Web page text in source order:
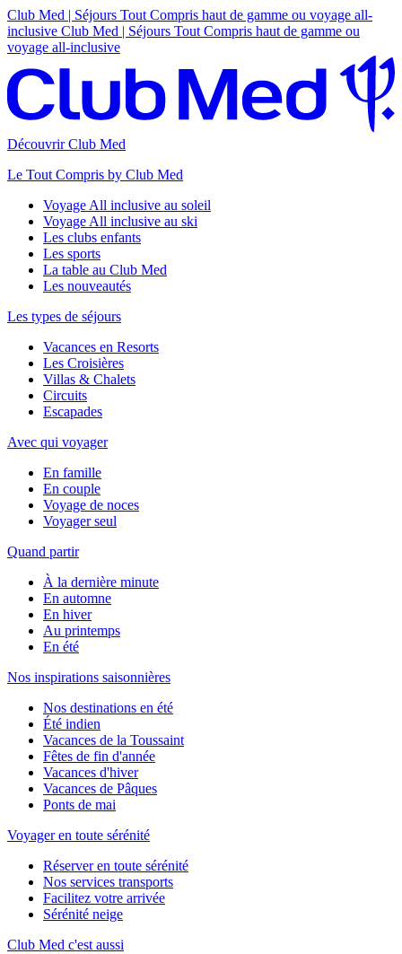
Club Med | Séjours Tout Compris haut de gamme ou voyage all-
inclusive Club Med | Séjours Tout Compris haut de gamme ou
voyage all-inclusive
Découvrir Club Med
Le Tout Compris by Club Med
Voyage All inclusive au soleil
Voyage All inclusive au ski
Les clubs enfants
Les sports
La table au Club Med
Les nouveautés
Les types de séjours
Vacances en Resorts
Les Croisières
Villas & Chalets
Circuits
Escapades
Avec qui voyager
En famille
En couple
Voyage de noces
Voyager seul
Quand partir
À la dernière minute
En automne
En hiver
Au printemps
En été
Nos inspirations saisonnières
Nos destinations en été
Été indien
Vacances de la Toussaint
Fêtes de fin d'année
Vacances d'hiver
Vacances de Pâques
Ponts de mai
Voyager en toute sérénité
Réserver en toute sérénité
Nos services transports
Facilitez votre arrivée
Sérénité neige
Club Med c'est aussi